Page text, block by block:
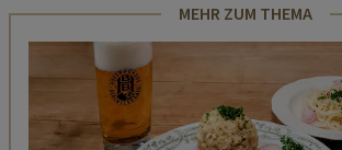
MEHR ZUM THEMA